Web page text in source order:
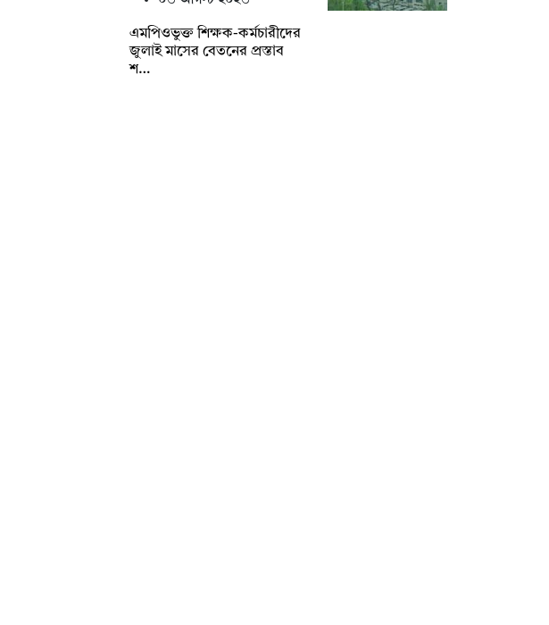
এমপিওভুক্ত শিক্ষক-কর্মচারীদের
জুলাই মাসের বেতনের প্রস্তাব
শ…